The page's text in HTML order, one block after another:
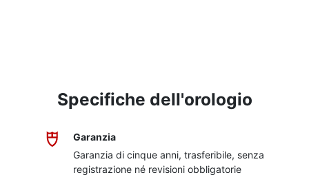
Specifiche dell'orologio
Garanzia
Garanzia di cinque anni, trasferibile, senza
registrazione né revisioni obbligatorie